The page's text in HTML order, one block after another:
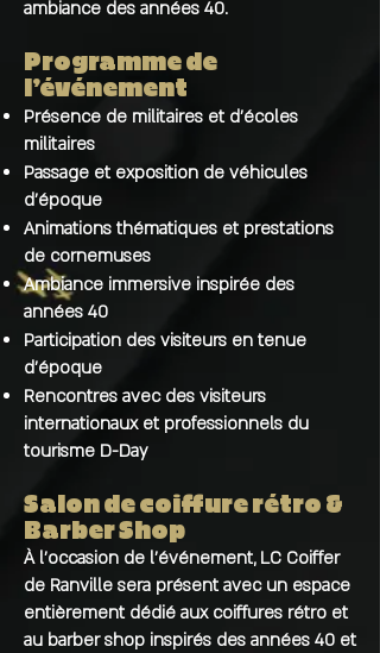
ambiance des années 40.
Programme de
l’événement
Présence de militaires et d’écoles
militaires
Passage et exposition de véhicules
d’époque
Animations thématiques et prestations
de cornemuses
Ambiance immersive inspirée des
années 40
Participation des visiteurs en tenue
d’époque
Rencontres avec des visiteurs
internationaux et professionnels du
tourisme D-Day
Salon de coiffure rétro &
Barber Shop
À l’occasion de l’événement, LC Coiffer
de Ranville sera présent avec un espace
entièrement dédié aux coiffures rétro et
au barber shop inspirés des années 40 et